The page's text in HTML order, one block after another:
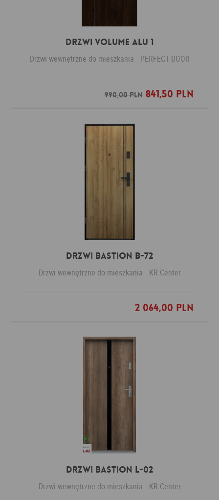
Drzwi VOLUME ALU 1
Drzwi wewnętrzne do mieszkania PERFECT DOOR
990,00 PLN841,50 PLN
Dodaj do ulubionych
Drzwi Bastion B-72
Drzwi wewnętrzne do mieszkania KR Center
2 064,00 PLN
Dodaj do ulubionych
Drzwi Bastion L-02
Drzwi wewnętrzne do mieszkania KR Center